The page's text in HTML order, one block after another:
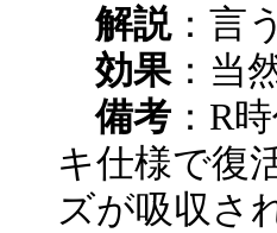
解説：言
効果 ：当
備考 ：R
キ仕様で復
ズが吸収さ